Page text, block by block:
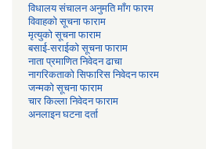
विधालय संचालन अनुमति माँग फारम
विवाहको सूचना फाराम
मृत्युको सूचना फाराम
बसाई-सराईको सूचना फाराम
नाता प्रमाणित निवेदन ढाचा
नागरिकताको सिफारिस निवेदन फारम
जन्मको सूचना फाराम
चार किल्ला निवेदन फाराम
अनलाइन घटना दर्ता